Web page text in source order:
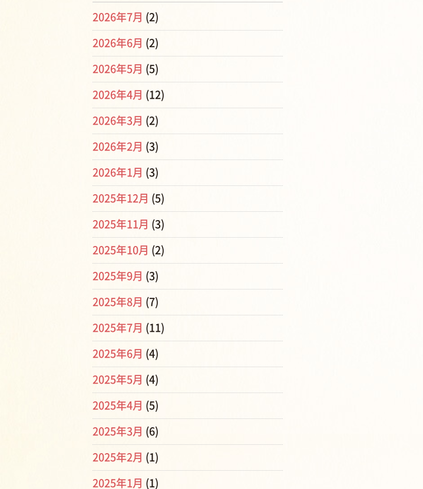
2026年7月 (2)
2026年6月 (2)
2026年5月 (5)
2026年4月 (12)
2026年3月 (2)
2026年2月 (3)
2026年1月 (3)
2025年12月 (5)
2025年11月 (3)
2025年10月 (2)
2025年9月 (3)
2025年8月 (7)
2025年7月 (11)
2025年6月 (4)
2025年5月 (4)
2025年4月 (5)
2025年3月 (6)
2025年2月 (1)
2025年1月 (1)